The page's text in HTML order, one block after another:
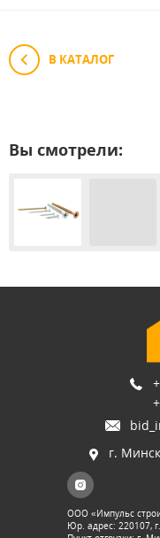
В КАТАЛОГ
Вы смотрели:
г.
ООО «Импульс
Юр. адрес: 220107,